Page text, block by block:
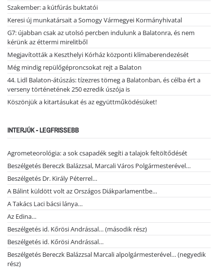
Szakember: a kútfúrás buktatói
Keresi új munkatársait a Somogy Vármegyei Kormányhivatal
G7: újabban csak az utolsó percben indulunk a Balatonra, és nem
kérünk az éttermi mirelitből
Megjavították a Keszthelyi Kórház központi klímaberendezését
Még mindig repülőgéproncsokat rejt a Balaton
44. Lidl Balaton-átúszás: tízezres tömeg a Balatonban, és célba ért a
verseny történetének 250 ezredik úszója is
Köszönjük a kitartásukat és az együttműködésüket!
INTERJÚK - LEGFRISSEBB
Agrometeorológia: a sok csapadék segíti a talajok feltöltődését
Beszélgetés Bereczk Balázzsal, Marcali Város Polgármesterével…
Beszélgetés Dr. Király Péterrel…
A Bálint küldött volt az Országos Diákparlamentbe…
A Takács Laci bácsi lánya…
Az Edina…
Beszélgetés id. Kőrösi Andrással… (második rész)
Beszélgetés id. Kőrösi Andrással…
Beszélgetés Bereczk Balázzsal Marcali alpolgármesterével… (negyedik
rész)